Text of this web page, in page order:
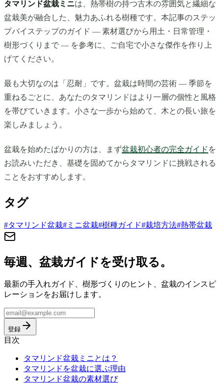
タマリンド盆栽ミニは、熱帯樹の持つ古木の雰囲気と繊細な
盆栽美が融合した、魅力あふれる樹種です。本記事のステッ
プバイステップのガイド — 素材選びから用土・日常管理・
樹形づくりまで — を参考に、ご自宅で小さな傑作を作り上
げてください。
最も大切なのは「忍耐」です。盆栽は時間の芸術 — 季節を
重ねるごとに、あなたのタマリンドはより一層の個性と風格
を帯びていきます。小さな一歩から始めて、木との長い旅を
楽しみましょう。
盆栽を始めたばかりの方は、まず盆栽初心者の完全ガイド を
お読みいただき、基礎を固めてからタマリンドに挑戦される
ことをおすすめします。
タグ
#タマリンド盆栽# ミニ盆栽#樹種ガイド#栽培方法#熱帯盆栽
毎週、盆栽ガイドを受け取る。
最新の手入れガイド、樹形づくりのヒント、盆栽のインスピ
レーションをお届けします。
登録
目次
タマリンド盆栽ミニとは？
タマリンドを盆栽に選ぶ理由
タマリンド盆栽の素材選び